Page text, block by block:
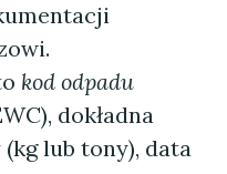
kod odpadu
dokładna
lub tony), data